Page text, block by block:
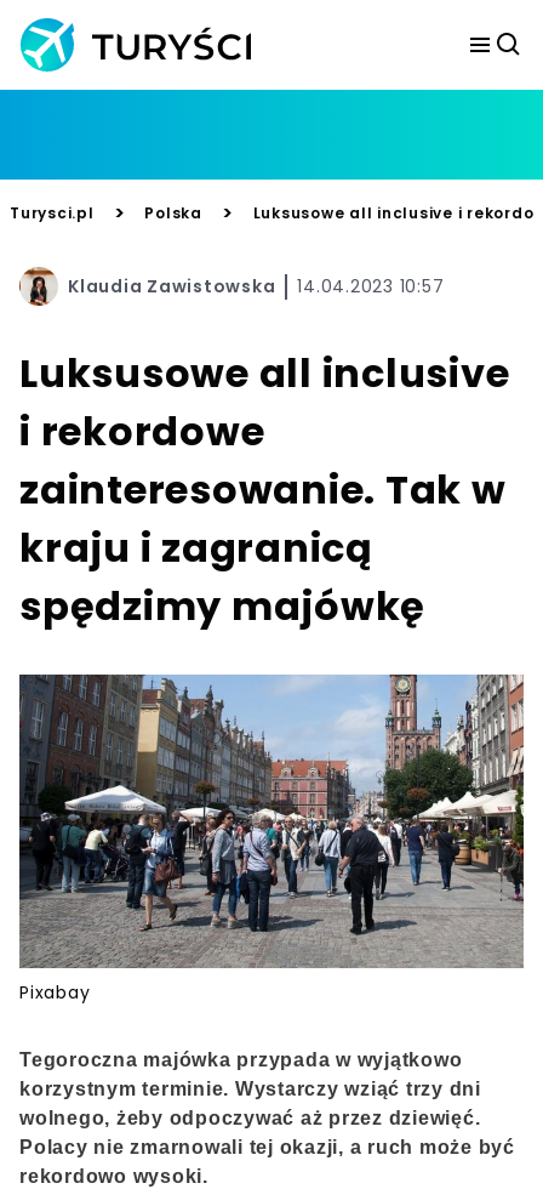
Turysci.pl > Polska > Luksusowe all inclusive i
Klaudia Zawistowska 14.04.2023 10:57
Luksusowe all inclusive
i rekordowe
zainteresowanie. Tak w
kraju i zagranicą
spędzimy majówkę
Pixabay
Tegoroczna majówka przypada w wyjątkowo
korzystnym terminie. Wystarczy wziąć trzy dni
wolnego, żeby odpoczywać aż przez dziewięć.
Polacy nie zmarnowali tej okazji, a ruch może być
rekordowo wysoki.